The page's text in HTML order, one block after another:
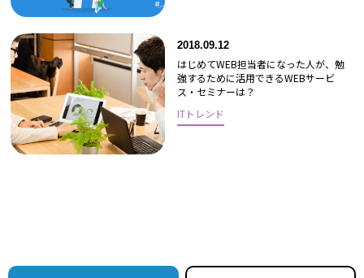
2018.09.12
はじめてWEB担当者になった人が、勉
強するために活用できるWEBサービ
ス・セミナーは？
ITトレンド